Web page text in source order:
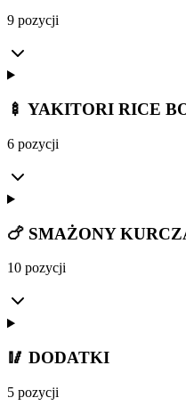
9 pozycji
🍢 YAKITORI RICE
6 pozycji
🍗 SMAŻONY
10 pozycji
🥢 DODATKI
5 pozycji